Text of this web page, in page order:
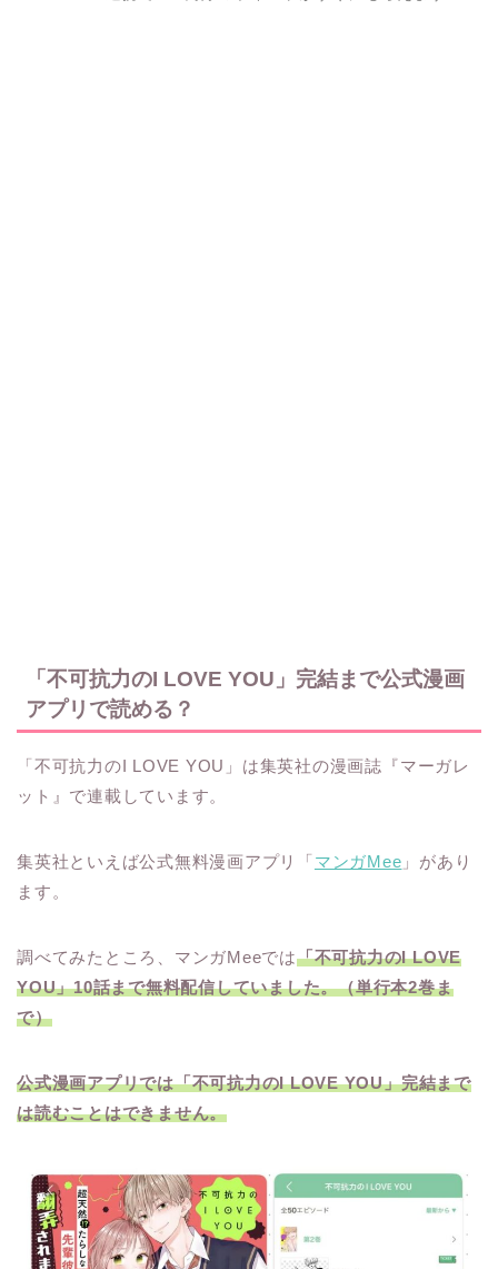
「不可抗力のI LOVE YOU」完結まで公式漫画
アプリで読める？
「不可抗力のI LOVE YOU」は集英社の漫画誌『マーガレ
ット』で連載しています。
集英社といえば公式無料漫画アプリ「マンガMee 」があり
ます。
調べてみたところ、マンガMeeでは「不可抗力のI LOVE
YOU」10話まで無料配信していました。（単行本2巻ま
で）
公式漫画アプリでは「不可抗力のI LOVE YOU」完結まで
は読むことはできません。